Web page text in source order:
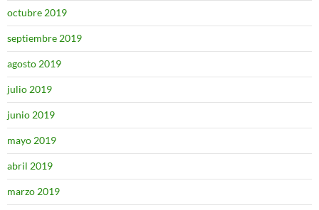
octubre 2019
septiembre 2019
agosto 2019
julio 2019
junio 2019
mayo 2019
abril 2019
marzo 2019